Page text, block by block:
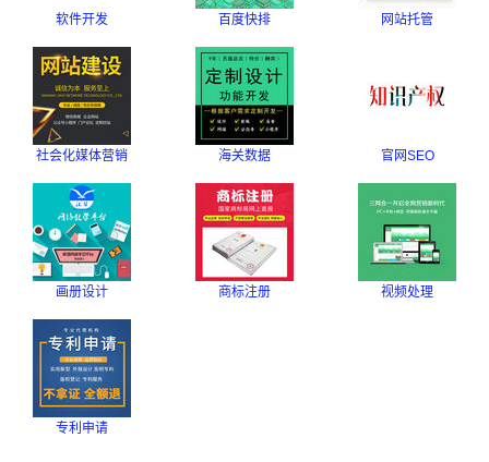
软件开发 百度快排 网站托管
社会化媒体营销 海关数据 官网SEO
画册设计 商标注册 视频处理
专利申请